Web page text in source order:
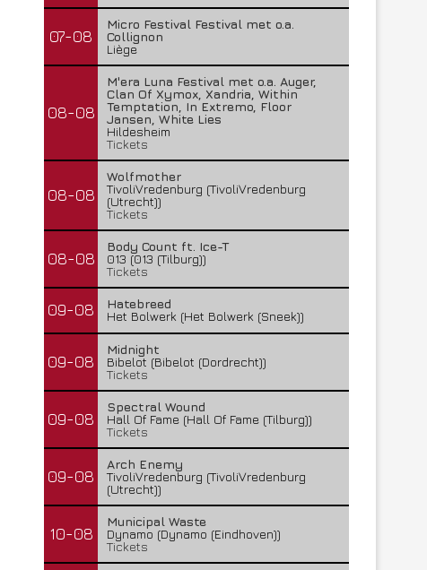
07-08
Micro Festival Festival met o.a.
Collignon
Liège
08-08
M'era Luna Festival met o.a. Auger,
Clan Of Xymox, Xandria, Within
Temptation, In Extremo, Floor
Jansen, White Lies
Hildesheim
Tickets
08-08
Wolfmother
TivoliVredenburg (TivoliVredenburg
(Utrecht))
Tickets
08-08
Body Count ft. Ice-T
013 (013 (Tilburg))
Tickets
09-08
Hatebreed
Het Bolwerk (Het Bolwerk (Sneek))
09-08
Midnight
Bibelot (Bibelot (Dordrecht))
Tickets
09-08
Spectral Wound
Hall Of Fame (Hall Of Fame (Tilburg))
Tickets
09-08
Arch Enemy
TivoliVredenburg (TivoliVredenburg
(Utrecht))
10-08
Municipal Waste
Dynamo (Dynamo (Eindhoven))
Tickets